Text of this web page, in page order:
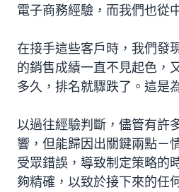
電子商務經驗，而我們也從
在接手這些客戶時，我們發
的銷售成績一直不見起色，
多久，排名就驟跌了。這是
以過往經驗判斷，儘管有許
響，但能歸因出關鍵兩點－
受眾錯誤，導致制定策略的
夠精確，以致於接下來的任